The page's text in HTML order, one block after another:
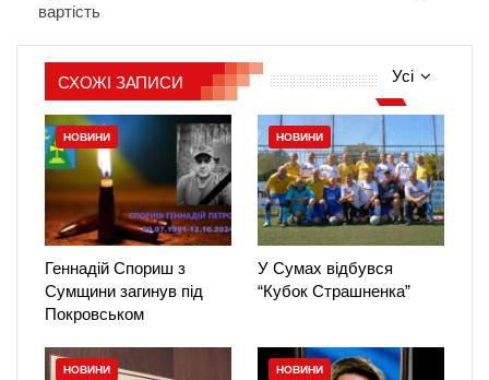
вартість
Усі
СХОЖІ ЗАПИСИ
НОВИНИ
Геннадій Спориш з
Сумщини загинув під
Покровськом
НОВИНИ
У Сумах відбувся
“Кубок Страшненка”
НОВИНИ НОВИНИ